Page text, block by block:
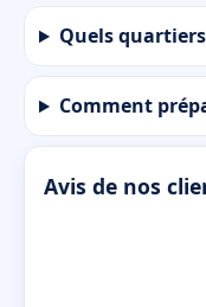
Quels
Comment
Avis de nos